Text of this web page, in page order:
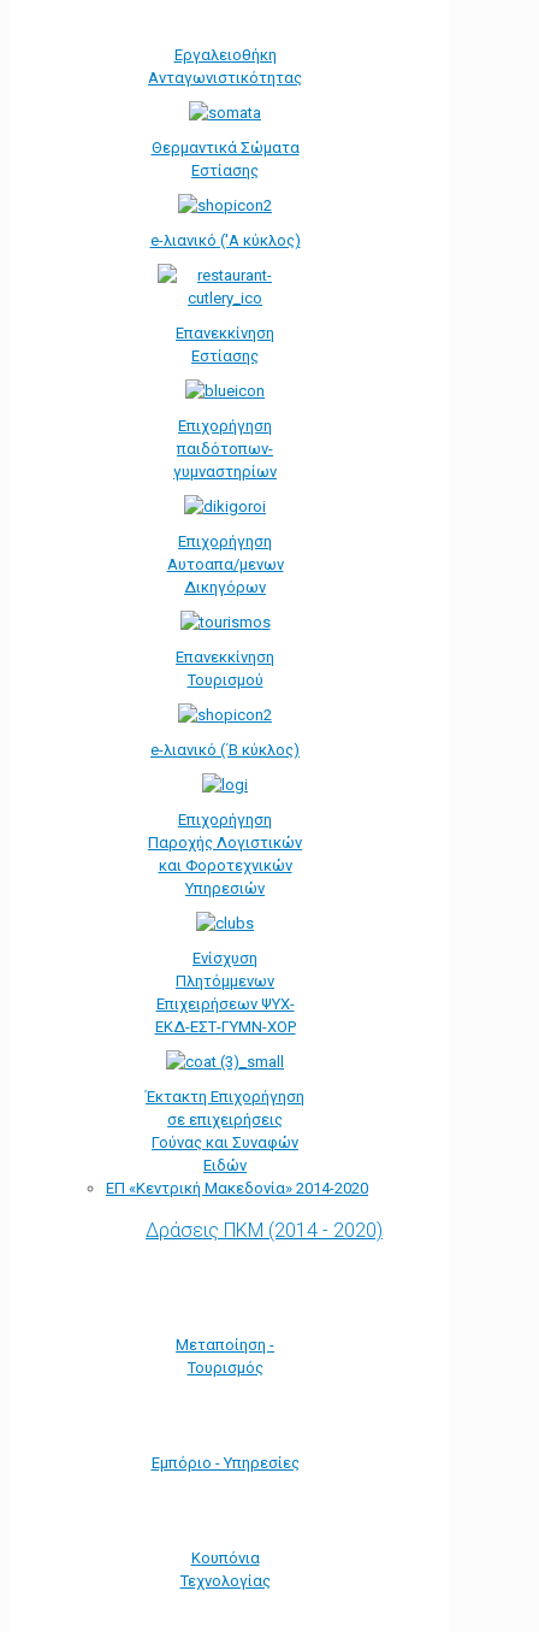
Εργαλειοθήκη
Ανταγωνιστικότητας
Θερμαντικά Σώματα
Εστίασης
e-λιανικό ('Α κύκλος)
Επανεκκίνηση
Εστίασης
Επιχορήγηση
παιδότοπων-
γυμναστηρίων
Επιχορήγηση
Αυτοαπα/μενων
Δικηγόρων
Επανεκκίνηση
Τουρισμού
e-λιανικό (΄Β κύκλος)
Επιχορήγηση
Παροχής Λογιστικών
και Φοροτεχνικών
Υπηρεσιών
Ενίσχυση
Πλητόμμενων
Επιχειρήσεων ΨΥΧ-
ΕΚΔ-ΕΣΤ-ΓΥΜΝ-ΧΟΡ
Έκτακτη Επιχορήγηση
σε επιχειρήσεις
Γούνας και Συναφών
Ειδών
ΕΠ «Kεντρική Μακεδονία» 2014-2020
Δράσεις ΠΚΜ (2014 - 2020)
Μεταποίηση -
Τουρισμός
Εμπόριο - Υπηρεσίες
Κουπόνια
Τεχνολογίας